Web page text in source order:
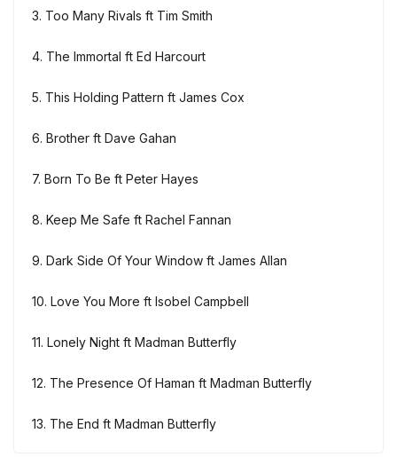
3. Too Many Rivals ft Tim Smith
4. The Immortal ft Ed Harcourt
5. This Holding Pattern ft James Cox
6. Brother ft Dave Gahan
7. Born To Be ft Peter Hayes
8. Keep Me Safe ft Rachel Fannan
9. Dark Side Of Your Window ft James Allan
10. Love You More ft Isobel Campbell
11. Lonely Night ft Madman Butterfly
12. The Presence Of Haman ft Madman Butterfly
13. The End ft Madman Butterfly